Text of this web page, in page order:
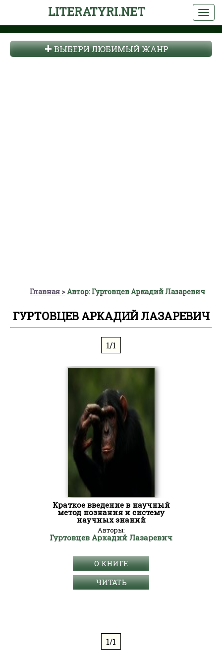
LITERATYRI.NET
ВЫБЕРИ ЛЮБИМЫЙ ЖАНР
Главная Автор: Гуртовцев Аркадий Лазаревич
ГУРТОВЦЕВ АРКАДИЙ ЛАЗАРЕВИЧ
1/1
Краткое введение в научный
метод познания и систему
научных знаний
Авторы:
Гуртовцев Аркадий Лазаревич
О КНИГЕ
ЧИТАТЬ
1/1